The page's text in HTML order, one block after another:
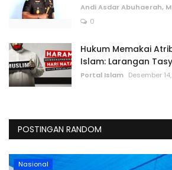
Andi Asdar Abuhaerah,
0
Hukum Memakai
Islam: Larangan
Portal Islam Desember
POSTINGAN RANDOM
Nasional